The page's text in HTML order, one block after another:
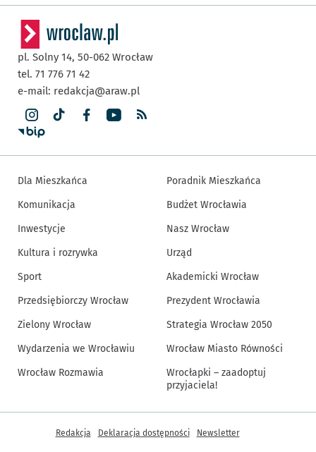
pl. Solny 14, 50-062 Wrocław
tel. 71 776 71 42
e-mail: redakcja@araw.pl
Dla Mieszkańca
Komunikacja
Inwestycje
Kultura i rozrywka
Sport
Przedsiębiorczy Wrocław
Zielony Wrocław
Wydarzenia we Wrocławiu
Wrocław Rozmawia
Poradnik Mieszkańca
Budżet Wrocławia
Nasz Wrocław
Urząd
Akademicki Wrocław
Prezydent Wrocławia
Strategia Wrocław 2050
Wrocław Miasto Równości
Wrocłapki – zaadoptuj
przyjaciela!
Inne informacje
Redakcja Deklaracja dostępności Newsletter